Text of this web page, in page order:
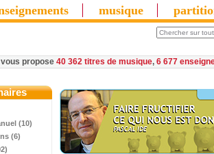
musique
propose 40 362 titres de musique, 6 677
(10)
(6)